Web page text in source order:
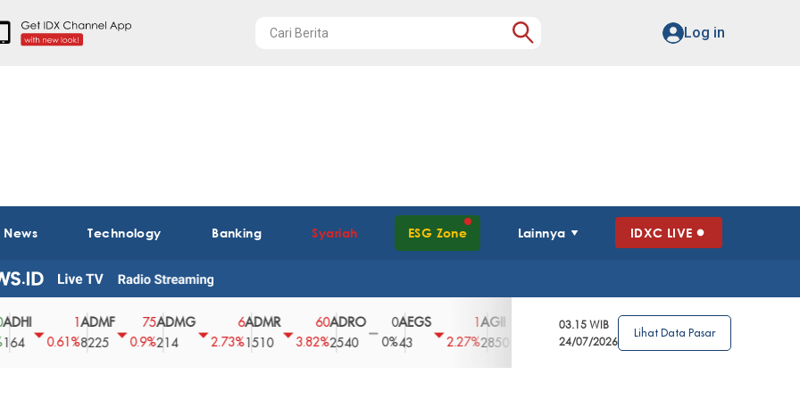
Log in
Technology Banking Syariah ESG Zone Lainnya IDXC LIVE
0.61%
ADMF
8225
75
0.9%
ADMG
214
2.73%
ADMR
1510
60
3.82%
ADRO
2540
0
0%
AEGS
2.27% 2850
3.39%
AGRO
4
2.63%
AGRS
62
0%
03.15 WIB
24/07/2026
Lihat Data Pasar